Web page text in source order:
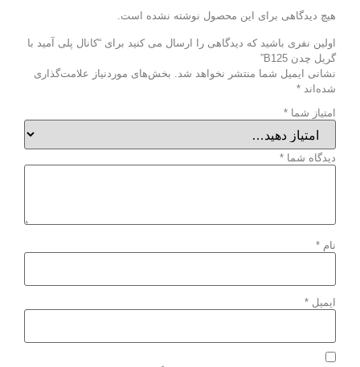
هیچ دیدگاهی برای این محصول نوشته نشده است.
اولین نفری باشید که دیدگاهی را ارسال می کنید برای “کانال پلی آمید با
گریل چدن B125”
نشانی ایمیل شما منتشر نخواهد شد.
بخش‌های موردنیاز علامت‌گذاری
شده‌اند *
امتیاز شما *
دیدگاه شما *
نام *
ایمیل *